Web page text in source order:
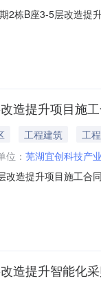
2栋B座3-5层改造提
限公司地址安徽省
造提升项目施
工程建筑
工程
位： 芜湖宜创科技产
改造提升项目施工合
园运营管理有限公
造提升智能化